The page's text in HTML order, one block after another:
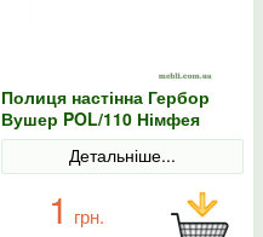
Полиця настінна Гербор
Вушер POL/110 Німфея
альба
Детальніше...
1 грн.